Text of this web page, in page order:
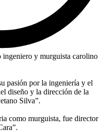
ingeniero y murguista carolino
pasión por la ingeniería y el
diseño y la dirección de la
Silva”.
como murguista, fue director